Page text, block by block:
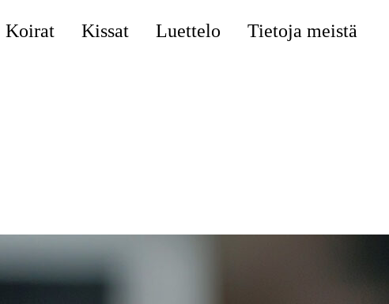
Koirat Kissat Luettelo Tietoja meistä